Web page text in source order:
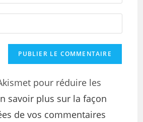
pour réduire les
savoir plus sur la façon
de vos commentaires